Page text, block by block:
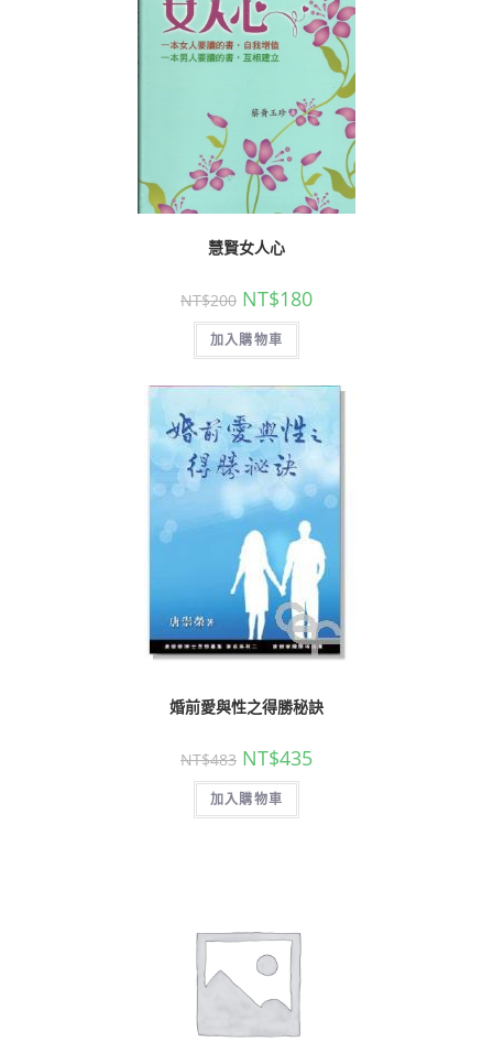
慧賢女人心
NT$200 NT$180
加入購物車
婚前愛與性之得勝秘訣
NT$483 NT$435
加入購物車